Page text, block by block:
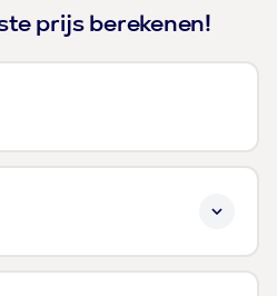
prijs berekenen!